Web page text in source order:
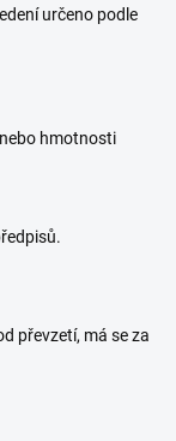
určeno podle
hmotnosti
převzetí, má se za